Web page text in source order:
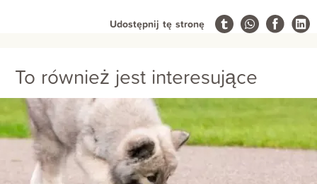
Udostępnij tę stronę
To również jest interesujące